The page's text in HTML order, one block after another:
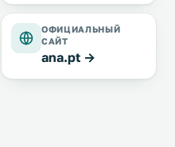
ОФИЦИАЛЬНЫЙ
САЙТ
ana.pt →